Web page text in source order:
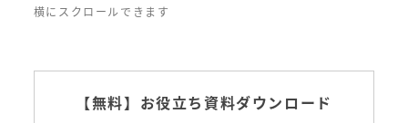
【無料】お役立ち資料ダウンロード